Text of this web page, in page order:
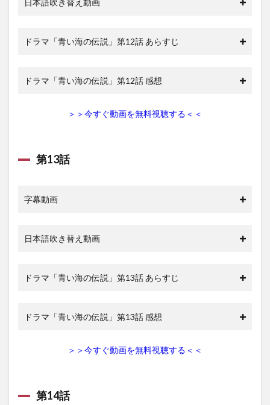
日本語吹き替え動画
ドラマ「青い海の伝説」第12話 あらすじ
ドラマ「青い海の伝説」第12話 感想
＞＞今すぐ動画を無料視聴する＜＜
第13話
字幕動画
日本語吹き替え動画
ドラマ「青い海の伝説」第13話 あらすじ
ドラマ「青い海の伝説」第13話 感想
＞＞今すぐ動画を無料視聴する＜＜
第14話